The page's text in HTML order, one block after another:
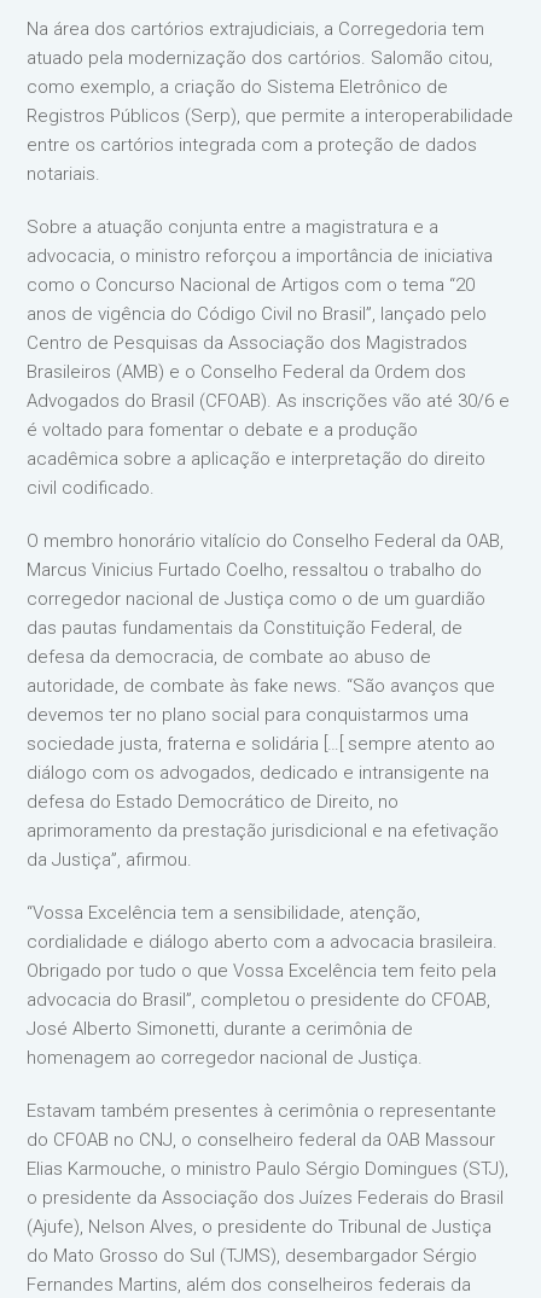
Na área dos cartórios extrajudiciais, a Corregedoria tem
atuado pela modernização dos cartórios. Salomão citou,
como exemplo, a criação do Sistema Eletrônico de
Registros Públicos (Serp), que permite a interoperabilidade
entre os cartórios integrada com a proteção de dados
notariais.
Sobre a atuação conjunta entre a magistratura e a
advocacia, o ministro reforçou a importância de iniciativa
como o Concurso Nacional de Artigos com o tema “20
anos de vigência do Código Civil no Brasil”, lançado pelo
Centro de Pesquisas da Associação dos Magistrados
Brasileiros (AMB) e o Conselho Federal da Ordem dos
Advogados do Brasil (CFOAB). As inscrições vão até 30/6 e
é voltado para fomentar o debate e a produção
acadêmica sobre a aplicação e interpretação do direito
civil codificado.
O membro honorário vitalício do Conselho Federal da OAB,
Marcus Vinicius Furtado Coelho, ressaltou o trabalho do
corregedor nacional de Justiça como o de um guardião
das pautas fundamentais da Constituição Federal, de
defesa da democracia, de combate ao abuso de
autoridade, de combate às fake news. “São avanços que
devemos ter no plano social para conquistarmos uma
sociedade justa, fraterna e solidária […[ sempre atento ao
diálogo com os advogados, dedicado e intransigente na
defesa do Estado Democrático de Direito, no
aprimoramento da prestação jurisdicional e na efetivação
da Justiça”, afirmou.
“Vossa Excelência tem a sensibilidade, atenção,
cordialidade e diálogo aberto com a advocacia brasileira.
Obrigado por tudo o que Vossa Excelência tem feito pela
advocacia do Brasil”, completou o presidente do CFOAB,
José Alberto Simonetti, durante a cerimônia de
homenagem ao corregedor nacional de Justiça.
Estavam também presentes à cerimônia o representante
do CFOAB no CNJ, o conselheiro federal da OAB Massour
Elias Karmouche, o ministro Paulo Sérgio Domingues (STJ),
o presidente da Associação dos Juízes Federais do Brasil
(Ajufe), Nelson Alves, o presidente do Tribunal de Justiça
do Mato Grosso do Sul (TJMS), desembargador Sérgio
Fernandes Martins, além dos conselheiros federais da